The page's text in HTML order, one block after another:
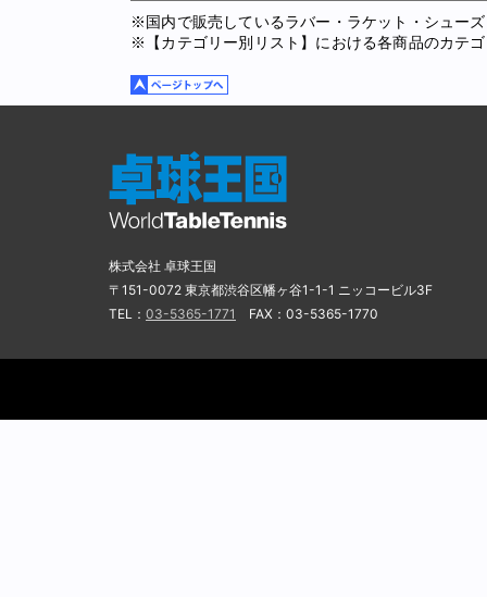
※国内で販売しているラバー・ラケット・シュー
※【カテゴリー別リスト】における各商品のカテ
株式会社 卓球王国
〒151-0072 東京都渋谷区幡ヶ谷1-1-1 ニッコービル3F
TEL： 03-5365-1771 FAX：03-5365-1770